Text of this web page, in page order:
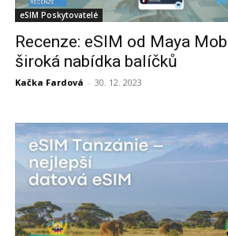
eSIM Poskytovatelé
Recenze: eSIM od Maya
široká nabídka balíčků
Kačka Fardová - 30. 12. 2023